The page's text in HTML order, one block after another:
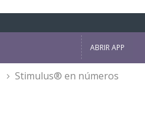
ABRIR APP
stimulus® en números